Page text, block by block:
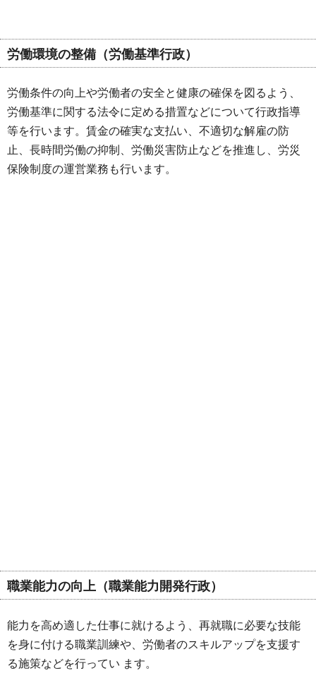
労働環境の整備（労働基準行政）
労働条件の向上や労働者の安全と健康の確保を図るよう、
労働基準に関する法令に定める措置などについて行政指導
等を行います。賃金の確実な支払い、不適切な解雇の防
止、長時間労働の抑制、労働災害防止などを推進し、労災
保険制度の運営業務も行います。
職業能力の向上（職業能力開発行政）
能力を高め適した仕事に就けるよう、再就職に必要な技能
を身に付ける職業訓練や、労働者のスキルアップを支援す
る施策などを行ってい ます。